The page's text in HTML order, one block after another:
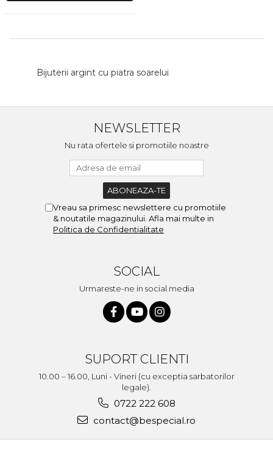
Bijuterii argint cu piatra soarelui
NEWSLETTER
Nu rata ofertele si promotiile noastre
Vreau sa primesc newslettere cu promotiile
& noutatile magazinului. Afla mai multe in
Politica de Confidentialitate
SOCIAL
Urmareste-ne in social media
SUPORT CLIENTI
10.00 – 16.00, Luni - Vineri (cu exceptia sarbatorilor
legale).
0722 222 608
contact@bespecial.ro